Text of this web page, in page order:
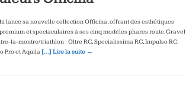
lance sa nouvelle collection Officina, offrant des esthétiques
et spectaculaires à ses cinq modèles phares route, Gravel
triathlon : Oltre RC, Specialissima RC, Impulso RC,
Pro et Aquila […] Lire la suite →